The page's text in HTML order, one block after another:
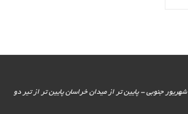
آدرس نمایشگاه : ایران - تهران - خیابان 17 شهریور جنوبی - پایین تر از میدان خراسان پایین تر از تیر دو